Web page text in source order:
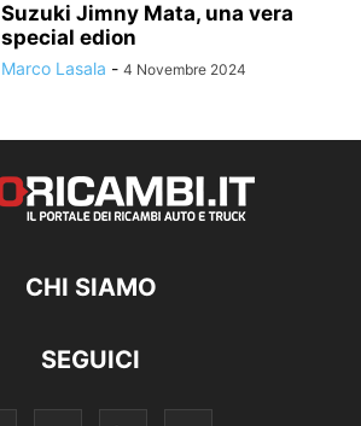
Suzuki Jimny Mata, una vera
special edion
Marco Lasala - 4 Novembre 2024
CHI SIAMO
SEGUICI